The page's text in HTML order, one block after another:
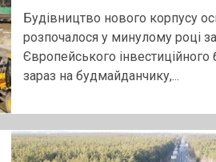
Будівництво нового корпусу
розпочалося у минулому році
Європейського інвестиційного
зараз на будмайданчику,...